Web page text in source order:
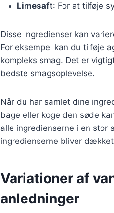
Limesaft: For at tilføje
Disse ingredienser kan
For eksempel kan du tilføje
kompleks smag. Det er
bedste smagsoplevelse.
Når du har samlet dine
bage eller koge den søde
alle ingredienserne i en stor
ingredienserne bliver
Variationer af
anledninger